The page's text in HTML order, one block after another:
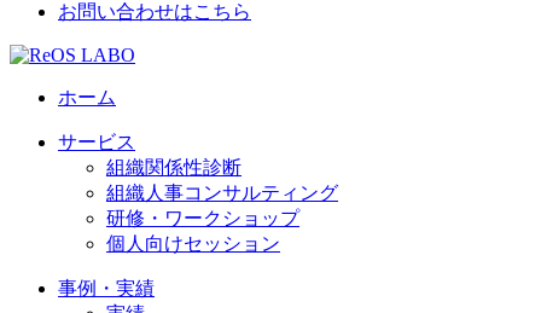
お問い合わせはこちら
ホーム
サービス
組織関係性診断
組織人事コンサルティング
研修・ワークショップ
個人向けセッション
事例・実績